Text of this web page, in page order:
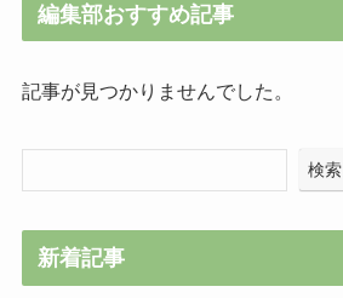
編集部おすすめ記事
記事が見つかりませんでした。
検索
新着記事